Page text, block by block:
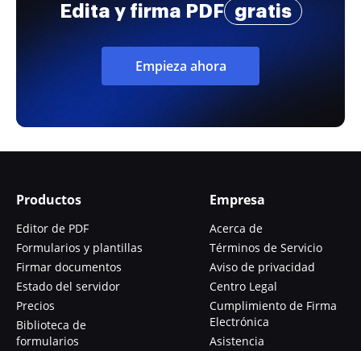
Edita y firma PDF gratis
Empieza ahora
Productos
Editor de PDF
Formularios y plantillas
Firmar documentos
Estado del servidor
Precios
Biblioteca de
formularios
Empresa
Acerca de
Términos de Servicio
Aviso de privacidad
Centro Legal
Cumplimiento de Firma
Electrónica
Asistencia